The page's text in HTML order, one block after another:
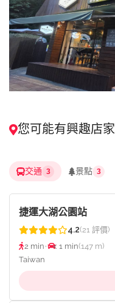
您可能有興趣店家
交通 3 景點 3
捷運大湖公園站
4.2(21 評價)
2 min• < 1 min(147 m)
Taiwan